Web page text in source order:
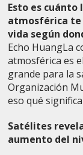
Esto es
atmosférica
vida según
Echo HuangLa
atmosférica es
grande para la
Organización
eso qué
Satélites
aumento del